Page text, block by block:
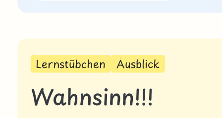
Lernstübchen Ausblick
Wahnsinn!!!